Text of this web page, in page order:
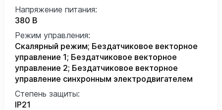
Напряжение питания:
380 В
Режим управления:
Скалярный режим; Бездатчиковое векторное
управление 1; Бездатчиковое векторное
управление 2; Бездатчиковое векторное
управление синхронным электродвигателем
Степень защиты:
IP21